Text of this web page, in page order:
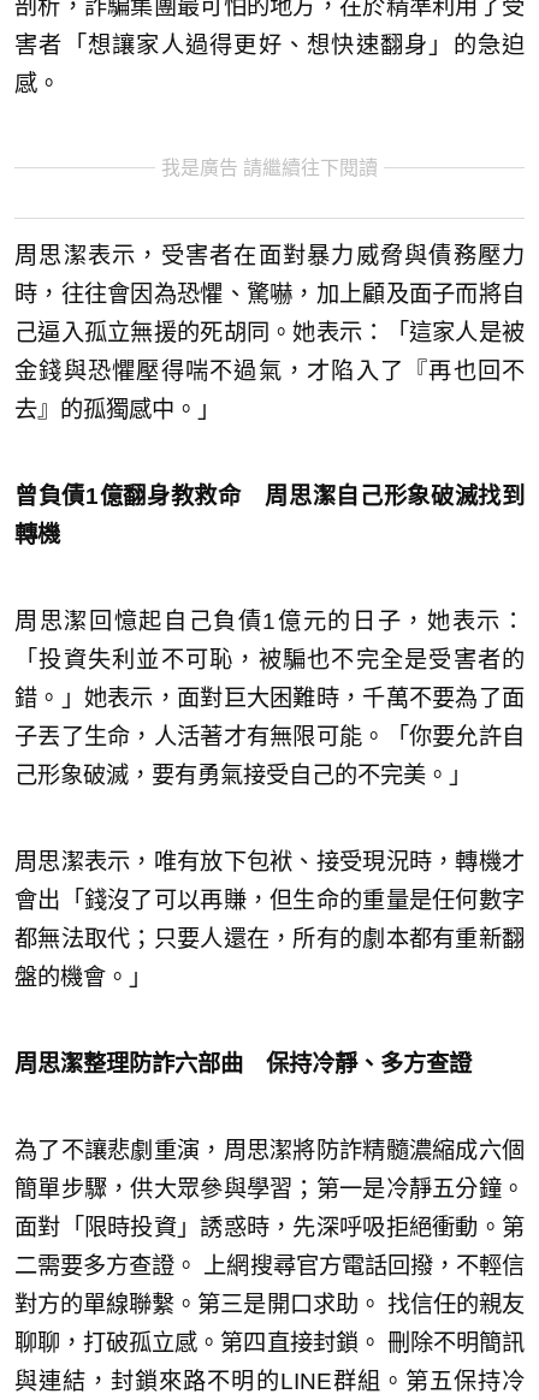
剖析，詐騙集團最可怕的地方，在於精準利用了受
害者「想讓家人過得更好、想快速翻身」的急迫
感。
我是廣告 請繼續往下閱讀
周思潔表示，受害者在面對暴力威脅與債務壓力
時，往往會因為恐懼、驚嚇，加上顧及面子而將自
己逼入孤立無援的死胡同。她表示：「這家人是被
金錢與恐懼壓得喘不過氣，才陷入了『再也回不
去』的孤獨感中。」
曾負債1億翻身教救命 周思潔自己形象破滅找到
轉機
周思潔回憶起自己負債1億元的日子，她表示：
「投資失利並不可恥，被騙也不完全是受害者的
錯。」她表示，面對巨大困難時，千萬不要為了面
子丟了生命，人活著才有無限可能。「你要允許自
己形象破滅，要有勇氣接受自己的不完美。」
周思潔表示，唯有放下包袱、接受現況時，轉機才
會出「錢沒了可以再賺，但生命的重量是任何數字
都無法取代；只要人還在，所有的劇本都有重新翻
盤的機會。」
周思潔整理防詐六部曲 保持冷靜、多方查證
為了不讓悲劇重演，周思潔將防詐精髓濃縮成六個
簡單步驟，供大眾參與學習；第一是冷靜五分鐘。
面對「限時投資」誘惑時，先深呼吸拒絕衝動。第
二需要多方查證。 上網搜尋官方電話回撥，不輕信
對方的單線聯繫。第三是開口求助。 找信任的親友
聊聊，打破孤立感。第四直接封鎖。 刪除不明簡訊
與連結，封鎖來路不明的LINE群組。第五保持冷